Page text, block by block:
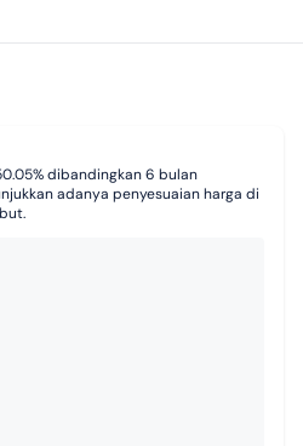
dibandingkan 6 bulan
adanya penyesuaian harga di